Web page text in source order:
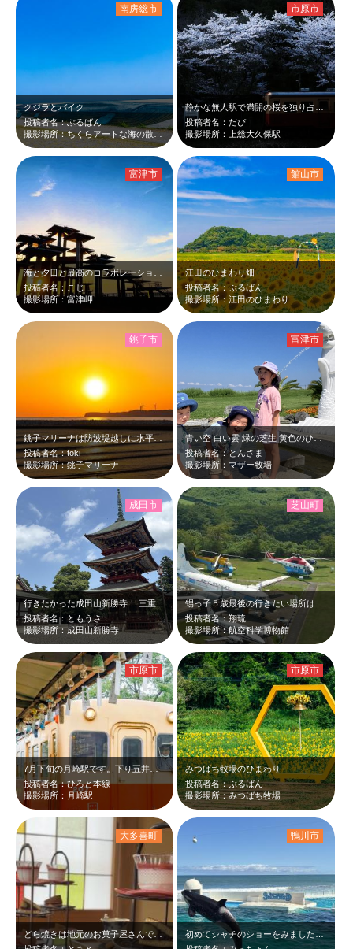
クジラとバイク
投稿者名：ぶるばん
撮影場所：ちくらアートな海の散歩道
南房総市
投稿者名：だぴ
撮影場所：上総大久保駅
市原市
投稿者名：こじ
撮影場所：富津岬
富津市
江田のひまわり畑
投稿者名：ぶるばん
撮影場所：江田のひまわり
館山市
銚子マリーナは防波堤越しに水平線がまっすぐ見えるので、遮るものがない夕日が拝め…
投稿者名：toki
撮影場所：銚子マリーナ
銚子市
青い空 白い雲 緑の芝生 黄色のひまわり畑にピンクのペチュニア。絶景でした！ …
投稿者名：とんさま
撮影場所：マザー牧場
富津市
行きたかった成田山新勝寺！ 三重塔の色彩美と空の青さが綺麗でした。
投稿者名：ともうさ
撮影場所：成田山新勝寺
成田市
投稿者名：翔琉
撮影場所：航空科学博物館
芝山町
7月下旬の月崎駅です。下り五井駅発養老渓谷駅行き一番列車キハ200と駅舎に吊る…
投稿者名：ひろと本線
撮影場所：月崎駅
市原市
みつばち牧場のひまわり
投稿者名：ぶるばん
撮影場所：みつばち牧場
市原市
どら焼きは地元のお菓子屋さんで取り寄せたものまた食材も地のものを使っており、と…
大多喜町
初めてシャチのショーをみましたが、シャチと人間との関係がちゃんとできていること…
鴨川市